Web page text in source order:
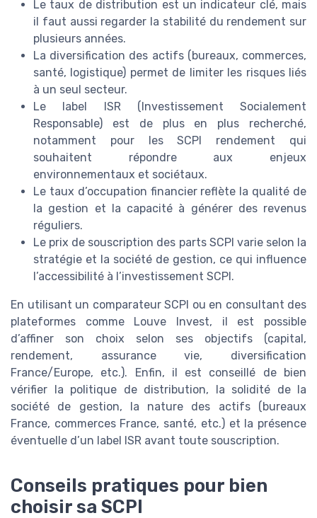
Le taux de distribution est un indicateur clé, mais
il faut aussi regarder la stabilité du rendement sur
plusieurs années.
La diversification des actifs (bureaux, commerces,
santé, logistique) permet de limiter les risques liés
à un seul secteur.
Le label ISR (Investissement Socialement
Responsable) est de plus en plus recherché,
notamment pour les SCPI rendement qui
souhaitent répondre aux enjeux
environnementaux et sociétaux.
Le taux d’occupation financier reflète la qualité de
la gestion et la capacité à générer des revenus
réguliers.
Le prix de souscription des parts SCPI varie selon la
stratégie et la société de gestion, ce qui influence
l’accessibilité à l’investissement SCPI.
En utilisant un comparateur SCPI ou en consultant des
plateformes comme Louve Invest, il est possible
d’affiner son choix selon ses objectifs (capital,
rendement, assurance vie, diversification
France/Europe, etc.). Enfin, il est conseillé de bien
vérifier la politique de distribution, la solidité de la
société de gestion, la nature des actifs (bureaux
France, commerces France, santé, etc.) et la présence
éventuelle d’un label ISR avant toute souscription.
Conseils pratiques pour bien
choisir sa SCPI